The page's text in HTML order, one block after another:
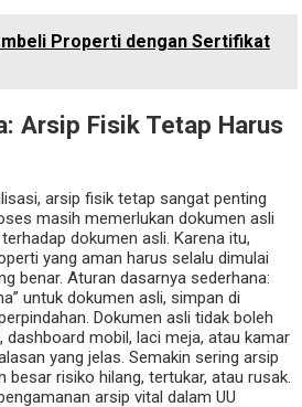
Properti dengan Sertifikat
Arsip Fisik Tetap Harus
arsip fisik tetap sangat penting
masih memerlukan dokumen asli
dokumen asli. Karena itu,
yang aman harus selalu dimulai
benar. Aturan dasarnya sederhana:
untuk dokumen asli, simpan di
Dokumen asli tidak boleh
dashboard mobil, laci meja, atau kamar
yang jelas. Semakin sering arsip
besar risiko hilang, tertukar, atau rusak.
arsip vital dalam UU